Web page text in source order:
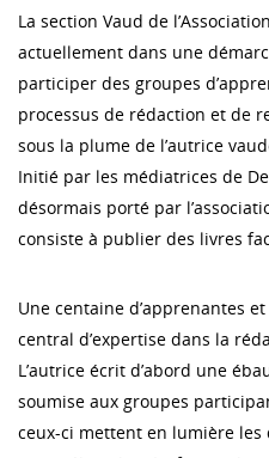
La section Vaud de
actuellement dans une
participer des groupes
processus de rédaction et de
sous la plume de l’autrice
Initié par les médiatrices de
désormais porté par
consiste à publier des livres
Une centaine d’apprenantes
central d’expertise dans la
L’autrice écrit d’abord une
soumise aux groupes
ceux-ci mettent en lumière